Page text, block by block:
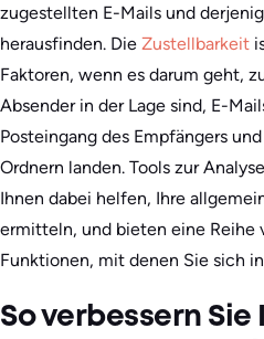
zugestellten E-Mails und
herausfinden. Die Zustellbarkeit
Faktoren, wenn es darum geht,
Absender in der Lage sind, E-
Posteingang des Empfängers
Ordnern landen. Tools zur
Ihnen dabei helfen, Ihre
ermitteln, und bieten eine Reihe
Funktionen, mit denen Sie sich
So verbessern